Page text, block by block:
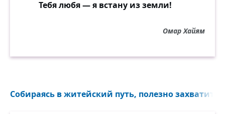
Тебя любя — я встану из земли!
Омар Хайям
Собираясь в житейский путь, полезно захватить